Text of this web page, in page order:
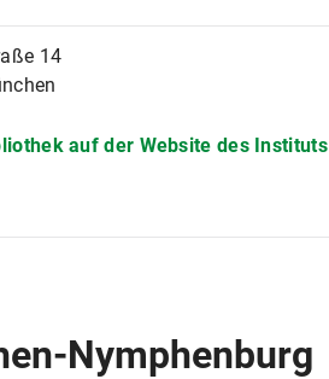
14
auf der Website des Instituts
Nymphenburg